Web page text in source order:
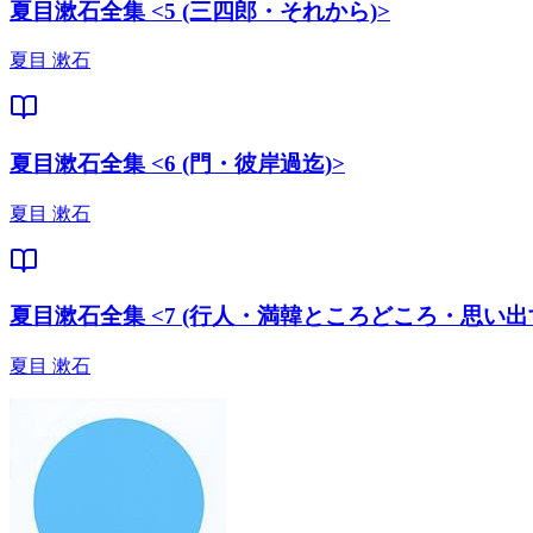
夏目漱石全集 <5 (三四郎・それから)>
夏目 漱石
夏目漱石全集 <6 (門・彼岸過迄)>
夏目 漱石
夏目漱石全集 <7 (行人・満韓ところどころ・思い
夏目 漱石